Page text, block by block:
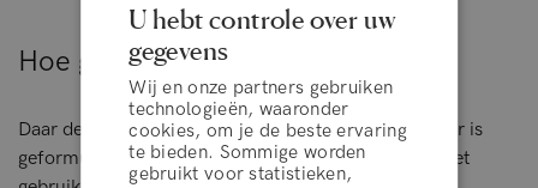
Hoe gebruik je het product
Daar deze natuurlijke shampoo voor beschadigd haar is
geformuleerd zonder schuimende sulfaten, vereist het
U hebt controle over uw
gegevens
Wij en onze partners gebruiken
technologieën, waaronder
cookies, om je de beste ervaring
te bieden. Sommige worden
gebruikt voor statistieken,